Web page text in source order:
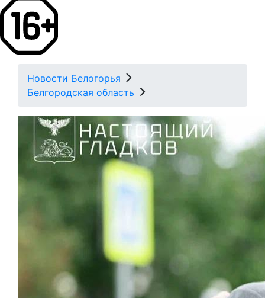
Новости Белогорья
Белгородская область